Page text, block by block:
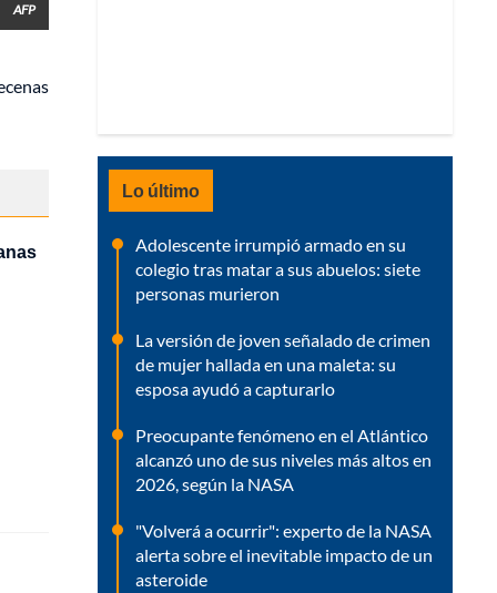
AFP
Lo último
Adolescente irrumpió armado en su
colegio tras matar a sus abuelos: siete
personas murieron
La versión de joven señalado de crimen
de mujer hallada en una maleta: su
esposa ayudó a capturarlo
Preocupante fenómeno en el Atlántico
alcanzó uno de sus niveles más altos en
2026, según la NASA
"Volverá a ocurrir": experto de la NASA
alerta sobre el inevitable impacto de un
asteroide